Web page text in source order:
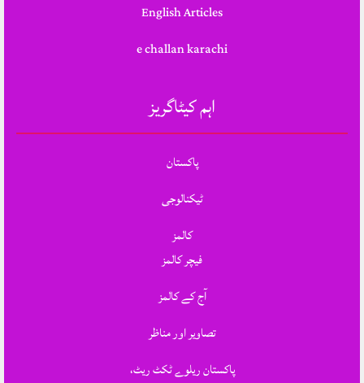
English Articles
e challan karachi
اہم کیٹاگریز
پاکستان
ٹیکنالوجی
کالمز
فیچر کالمز
آج کے کالمز
تصاویر اور مناظر
پاکستان ریلوے ٹکٹ ریٹ،